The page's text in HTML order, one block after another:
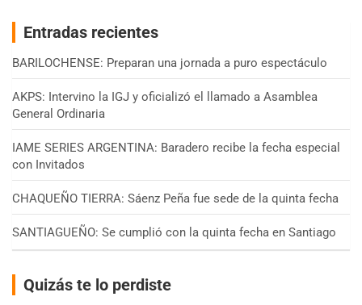
Entradas recientes
BARILOCHENSE: Preparan una jornada a puro espectáculo
AKPS: Intervino la IGJ y oficializó el llamado a Asamblea
General Ordinaria
IAME SERIES ARGENTINA: Baradero recibe la fecha especial
con Invitados
CHAQUEÑO TIERRA: Sáenz Peña fue sede de la quinta fecha
SANTIAGUEÑO: Se cumplió con la quinta fecha en Santiago
Quizás te lo perdiste